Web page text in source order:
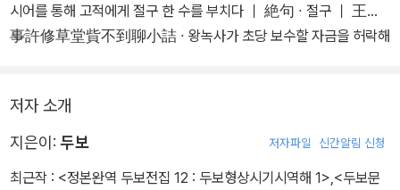
는 인기를 얻지 못했다. 그러나 이러한 실패의 이면에는 자신만의 개
성과 새로움을 추구하는 두보의 시정신이 깔려 있다.
정서를 따르다 보니 다루는 제재가 한정되고 방식도 유형화되는 경향
이 있다. 그러나 두보는 굳어진 유형을 거부하고 자기 뜻대로 자신의
지언정 두보의 절구는 송대의 시가에 많은 영향을 끼쳤으며, 나아가
시어를 통해 고적에게 절구 한 수를 부치다 ｜ 絶句 ∙ 절구 ｜ 王錄
事許修草堂貲不到聊小詰 ∙ 왕녹사가 초당 보수할 자금을 허락해
一絶 ∙ 정십칠랑에게 절구 한 수를 답하다 ｜ 武侯廟 ∙ 제갈량의 사
당 ｜ 八陣圖 ∙ 팔진도 ｜復愁十二首 ∙ 다시 근심하다(12수) ｜
저자 소개
지은이:두보 저자파일 신간알림 신청
최근작 : <정본완역 두보전집 12 : 두보형상시기시역해 1>,<두보문